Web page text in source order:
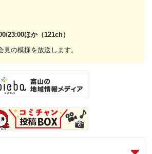
23:00ほか（121ch）
の模様を放送します。